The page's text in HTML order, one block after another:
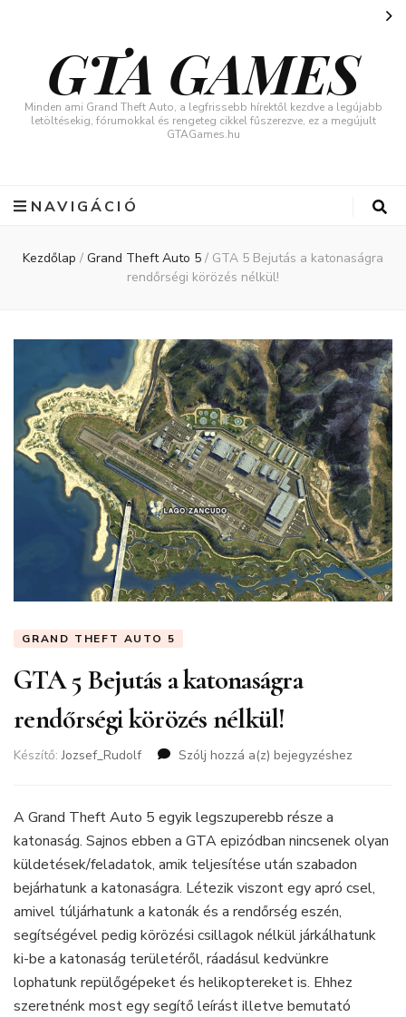
GTA GAMES
Minden ami Grand Theft Auto, a legfrissebb hírektől kezdve a legújabb
letöltésekig, fórumokkal és rengeteg cikkel fűszerezve, ez a megújult
GTAGames.hu
NAVIGÁCIÓ
Kezdőlap / Grand Theft Auto 5 / GTA 5 Bejutás a katonaságra
rendőrségi körözés nélkül!
GRAND THEFT AUTO 5
GTA 5 Bejutás a katonaságra
rendőrségi körözés nélkül!
Készítő:Jozsef_Rudolf Szólj hozzá a(z) GTA
a
rendőrségi
körözés
nélkül!
bejegyzéshez
A Grand Theft Auto 5 egyik legszuperebb része a
katonaság. Sajnos ebben a GTA epizódban nincsenek olyan
küldetések/feladatok, amik teljesítése után szabadon
bejárhatunk a katonaságra. Létezik viszont egy apró csel,
amivel túljárhatunk a katonák és a rendőrség eszén,
segítségével pedig körözési csillagok nélkül járkálhatunk
ki-be a katonaság területéről, ráadásul kedvünkre
lophatunk repülőgépeket és helikoptereket is. Ehhez
szeretnénk most egy segítő leírást illetve bemutató